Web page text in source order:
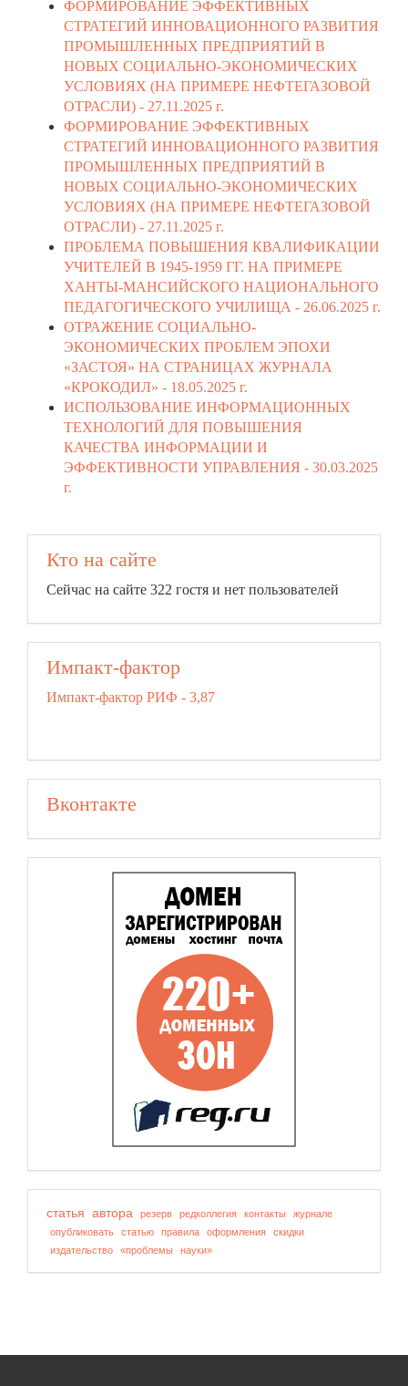
ФОРМИРОВАНИЕ ЭФФЕКТИВНЫХ
СТРАТЕГИЙ ИННОВАЦИОННОГО РАЗВИТИЯ
ПРОМЫШЛЕННЫХ ПРЕДПРИЯТИЙ В
НОВЫХ СОЦИАЛЬНО-ЭКОНОМИЧЕСКИХ
УСЛОВИЯХ (НА ПРИМЕРЕ НЕФТЕГАЗОВОЙ
ОТРАСЛИ) - 27.11.2025 г.
ФОРМИРОВАНИЕ ЭФФЕКТИВНЫХ
СТРАТЕГИЙ ИННОВАЦИОННОГО РАЗВИТИЯ
ПРОМЫШЛЕННЫХ ПРЕДПРИЯТИЙ В
НОВЫХ СОЦИАЛЬНО-ЭКОНОМИЧЕСКИХ
УСЛОВИЯХ (НА ПРИМЕРЕ НЕФТЕГАЗОВОЙ
ОТРАСЛИ) - 27.11.2025 г.
ПРОБЛЕМА ПОВЫШЕНИЯ КВАЛИФИКАЦИИ
УЧИТЕЛЕЙ В 1945-1959 ГГ. НА ПРИМЕРЕ
ХАНТЫ-МАНСИЙСКОГО НАЦИОНАЛЬНОГО
ПЕДАГОГИЧЕСКОГО УЧИЛИЩА - 26.06.2025 г.
ОТРАЖЕНИЕ СОЦИАЛЬНО-
ЭКОНОМИЧЕСКИХ ПРОБЛЕМ ЭПОХИ
«ЗАСТОЯ» НА СТРАНИЦАХ ЖУРНАЛА
«КРОКОДИЛ» - 18.05.2025 г.
ИСПОЛЬЗОВАНИЕ ИНФОРМАЦИОННЫХ
ТЕХНОЛОГИЙ ДЛЯ ПОВЫШЕНИЯ
КАЧЕСТВА ИНФОРМАЦИИ И
ЭФФЕКТИВНОСТИ УПРАВЛЕНИЯ - 30.03.2025
г.
Кто на сайте
Сейчас на сайте 322 гостя и нет пользователей
Импакт-фактор
Импакт-фактор РИФ - 3,87
Вконтакте
статья автора резерв редколлегия контакты
журнале
опубликовать
статью правила оформления
скидки
издательство
«проблемы науки»